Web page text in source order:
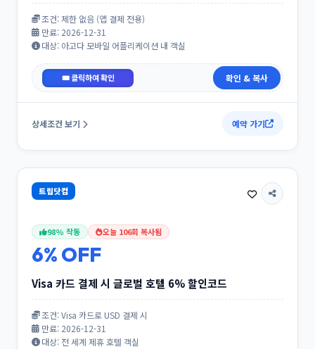
조건: 제한 없음 (앱 결제 전용)
만료: 2026-12-31
대상: 아고다 모바일 어플리케이션 내 객실
AGODADEAL5 확인 & 복사
상세조건 보기 예약 가기
트립닷컴
98% 작동 오늘 106회 복사됨
6% OFF
Visa 카드 결제 시 글로벌 호텔 6% 할인코드
조건: Visa 카드로 USD 결제 시
만료: 2026-12-31
대상: 전 세계 제휴 호텔 객실